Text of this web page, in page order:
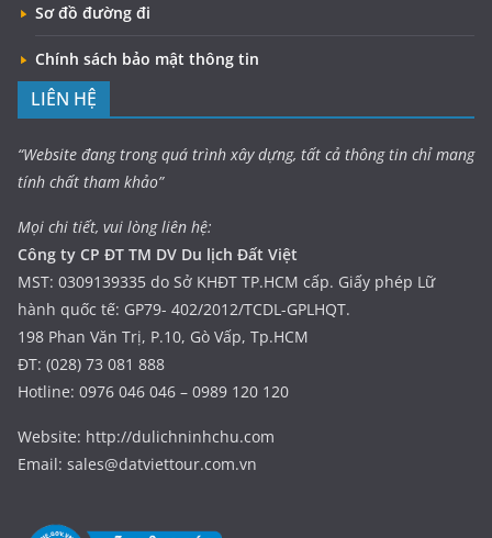
Sơ đồ đường đi
Chính sách bảo mật thông tin
LIÊN HỆ
“Website đang trong quá trình xây dựng, tất cả thông tin chỉ mang
tính chất tham khảo”
Mọi chi tiết, vui lòng liên hệ:
Công ty CP ĐT TM DV Du lịch Đất Việt
MST: 0309139335 do Sở KHĐT TP.HCM cấp. Giấy phép Lữ
hành quốc tế: GP79- 402/2012/TCDL-GPLHQT.
198 Phan Văn Trị, P.10, Gò Vấp, Tp.HCM
ĐT: (028) 73 081 888
Hotline: 0976 046 046 – 0989 120 120
Website: http://dulichninhchu.com
Email: sales@datviettour.com.vn